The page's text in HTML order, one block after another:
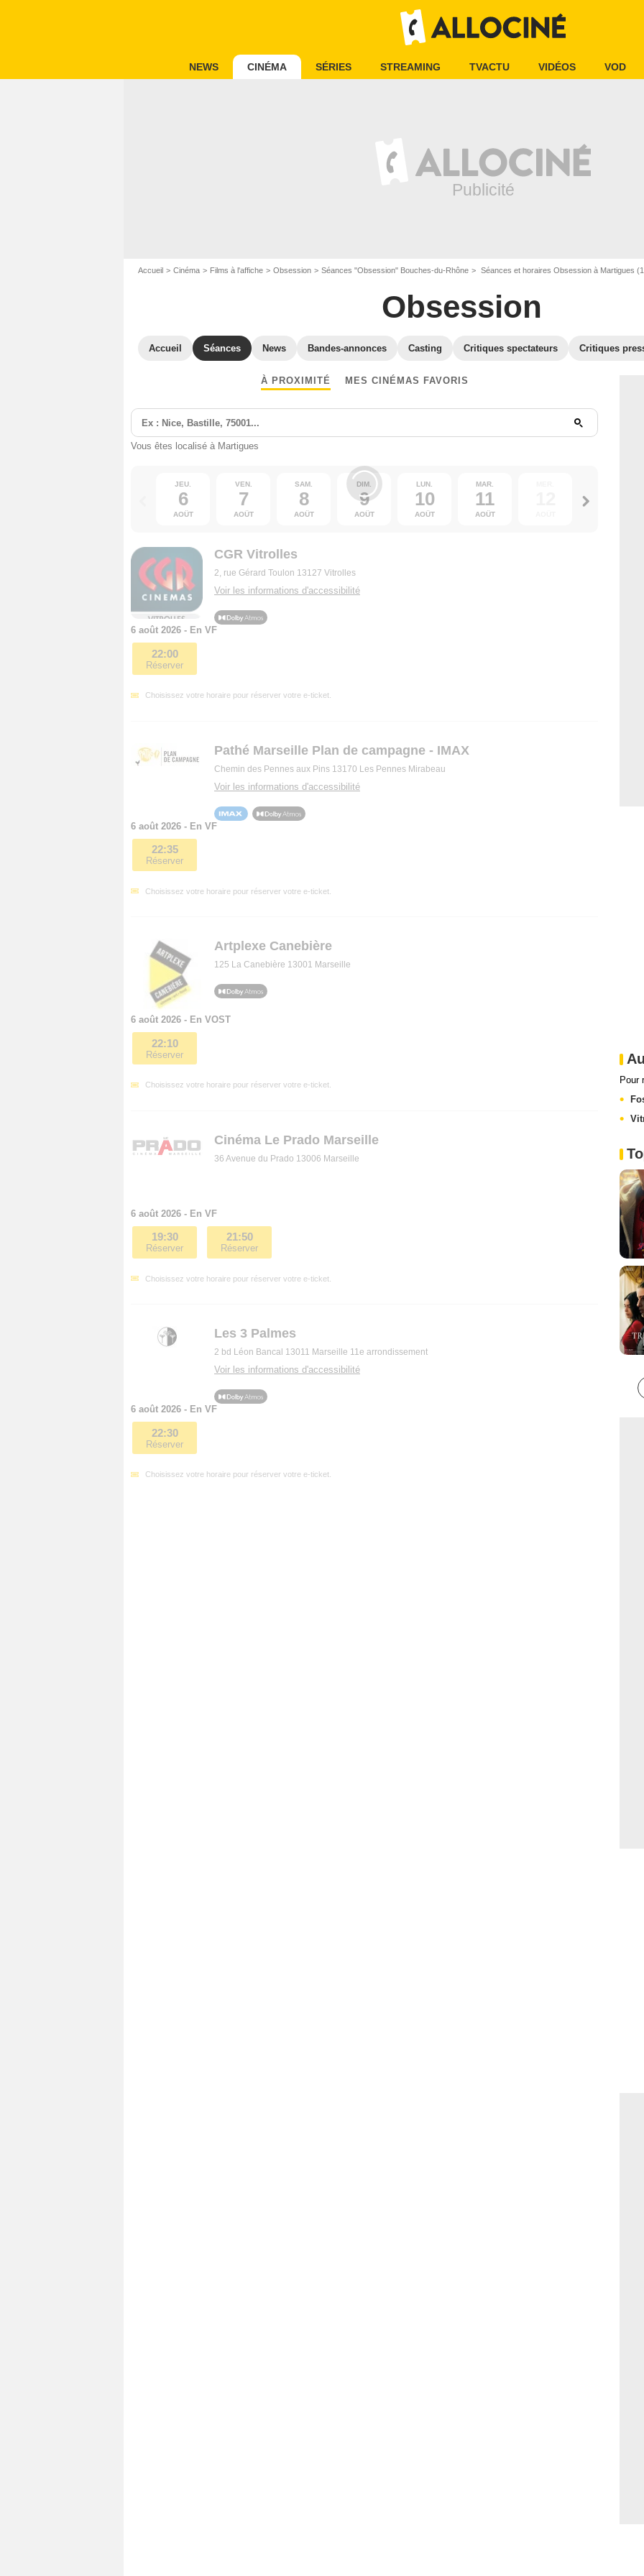
NEWS CINÉMA SÉRIES STREAMING TVACTU VIDÉOS VOD
Accueil Cinéma Films à l'affiche Obsession Séances "Obsession" Bouches-du-Rhône Séances et horaires Obsession à Martigues
Obsession
Accueil Séances News Bandes-annonces Casting Critiques spectateurs Critiques
À PROXIMITÉ MES CINÉMAS FAVORIS
Vous êtes localisé à Martigues
JEU.
6
AOÛT
VEN.
7
AOÛT
SAM.
8
AOÛT
DIM.
9
AOÛT
LUN.
10
AOÛT
MAR.
11
AOÛT
CGR Vitrolles
2, rue Gérard Toulon 13127 Vitrolles
Voir les informations d'accessibilité
6 août 2026 - En VF
22:00
Réserver
Choisissez votre horaire pour réserver votre e-ticket.
Pathé Marseille Plan de campagne - IMAX
Chemin des Pennes aux Pins 13170 Les Pennes Mirabeau
Voir les informations d'accessibilité
6 août 2026 - En VF
22:35
Réserver
Choisissez votre horaire pour réserver votre e-ticket.
Artplexe Canebière
125 La Canebière 13001 Marseille
6 août 2026 - En VOST
22:10
Réserver
Choisissez votre horaire pour réserver votre e-ticket.
Cinéma Le Prado Marseille
36 Avenue du Prado 13006 Marseille
6 août 2026 - En VF
19:30
Réserver
21:50
Réserver
Choisissez votre horaire pour réserver votre e-ticket.
Les 3 Palmes
2 bd Léon Bancal 13011 Marseille 11e arrondissement
Voir les informations d'accessibilité
6 août 2026 - En VF
22:30
Réserver
Choisissez votre horaire pour réserver votre e-ticket.
Pour